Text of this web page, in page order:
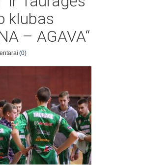
klubas
– AGAVA“
(0)